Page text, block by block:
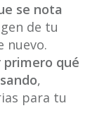
se nota
de tu
nuevo.
primero qué
,
para tu